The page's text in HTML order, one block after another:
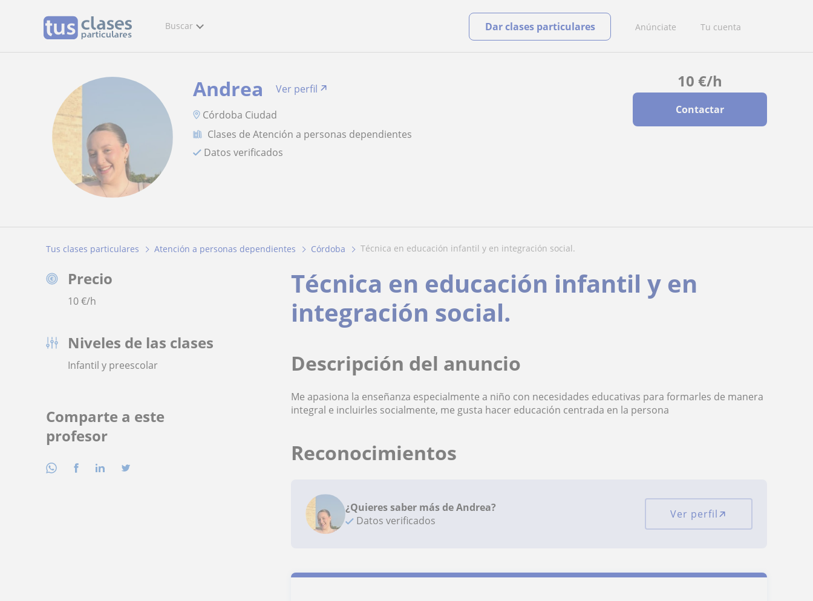
Buscar Anúnciate Tu cuenta
Dar clases particulares
10 €/h
Contactar
Andrea
Ver perfil
Córdoba Ciudad
Clases de Atención a personas dependientes
Datos verificados
Tus clases particulares Atención a personas dependientes Córdoba técnica en educación infantil y en integración social.
Precio
10€/h
Niveles de las clases
Infantil y preescolar
Comparte a este
profesor
Técnica en educación infantil y en
integración social.
Descripción del anuncio
Me apasiona la enseñanza especialmente a niño con necesidades educativas para formarles de manera
integral e incluirles socialmente, me gusta hacer educación centrada en la persona
Reconocimientos
¿Quieres saber más de Andrea?
Datos verificados
Ver perfil